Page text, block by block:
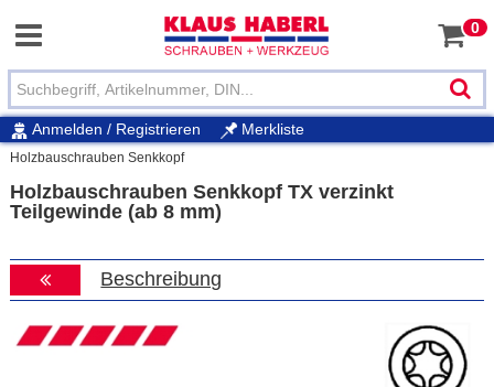
0
Anmelden / Registrieren Merkliste
Holzbauschrauben Senkkopf
Holzbauschrauben Senkkopf TX verzinkt
Teilgewinde (ab 8 mm)
Beschreibung